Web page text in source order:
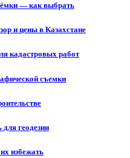
— как выбрать
и цены в Казахстане
кадастровых работ
съемки
геодезии
избежать